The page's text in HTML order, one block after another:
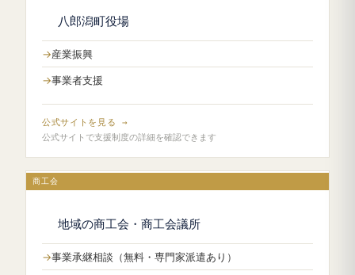
八郎潟町役場
産業振興
事業者支援
公式サイトを見る →
公式サイトで支援制度の詳細を確認できます
商工会
地域の商工会・商工会議所
事業承継相談（無料・専門家派遣あり）